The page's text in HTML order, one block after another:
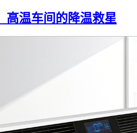
高温车间的降温救星